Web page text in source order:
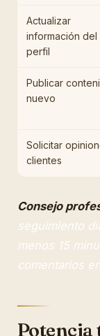
Actualizar
información del
perfil
Publicar
nuevo
Solicitar
clientes
Consejo
seguimiento
menos 15
comentarios
Potencia